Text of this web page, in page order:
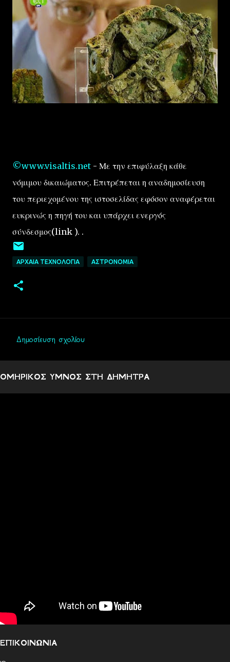
©www.visaltis.net - Με την επιφύλαξη κάθε
νόμιμου δικαιώματος. Επιτρέπεται η αναδημοσίευση
του περιεχομένου της ιστοσελίδας εφόσον αναφέρεται
ευκρινώς η πηγή του και υπάρχει ενεργός
σύνδεσμος(link ). .
ΑΡΧΑΙΑ ΤΕΧΝΟΛΟΓΙΑ ΑΣΤΡΟΝΟΜΙΑ
ό
λ
Δημοσίευση σχολίου
ΟΜΗΡΙΚΟΣ ΥΜΝΟΣ ΣΤΗ ΔΗΜΗΤΡΑ
ΕΠΙΚΟΙΝΩΝΙΑ